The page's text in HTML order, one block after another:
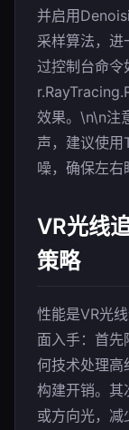
并启用
采样算法，进
过控制台命令
效果。\n\n注
声，建议使
噪，确保左右
VR光线
策略
性能是VR光
面入手：首
何技术处理高
构建开销。其
或方向光，